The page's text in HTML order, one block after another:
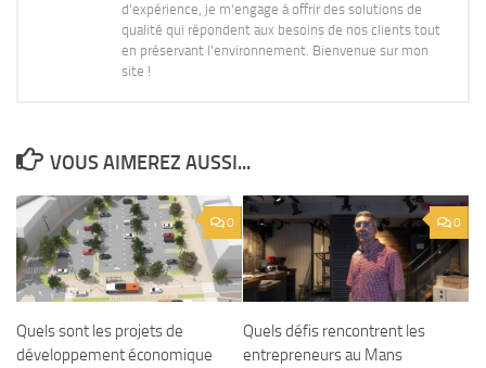
d'expérience, je m'engage à offrir des solutions de
qualité qui répondent aux besoins de nos clients tout
en préservant l'environnement. Bienvenue sur mon
site !
VOUS AIMEREZ AUSSI...
0
Quels sont les projets de
développement économique
0
Quels défis rencontrent les
entrepreneurs au Mans